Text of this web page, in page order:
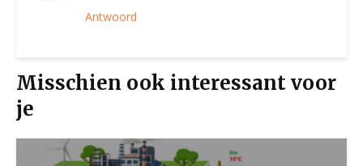
Antwoord
Misschien ook interessant voor
je